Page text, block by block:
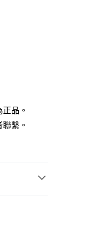
品。
繫。